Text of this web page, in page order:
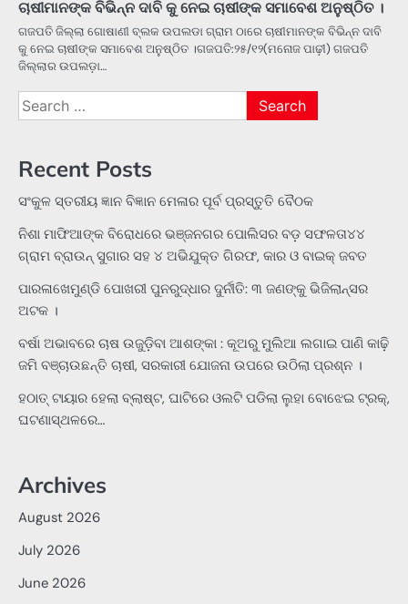
ଚାଷୀମାନଙ୍କ ବିଭିନ୍ନ ଦାବି କୁ ନେଇ ଚାଷୀଙ୍କ ସମାବେଶ ଅନୁଷ୍ଠିତ ।
ଗଜପତି ଜିଲ୍ଲା ଗୋଷାଣୀ ବ୍ଲକ ଉପଲଡା ଗ୍ରାମ ଠାରେ ଚାଷୀମାନଙ୍କ ବିଭିନ୍ନ ଦାବି
କୁ ନେଇ ଚାଷୀଙ୍କ ସମାବେଶ ଅନୁଷ୍ଠିତ ।ଗଜପତି:୨୫/୧୨(ମନୋଜ ପାଢ଼ୀ) ଗଜପତି
ଜିଲ୍ଲାର ଉପଲଡ଼ା…
Search
for:
Recent Posts
ସଂକୁଳ ସ୍ତରୀୟ ଜ୍ଞାନ ବିଜ୍ଞାନ ମେଳାର ପୂର୍ବ ପ୍ରସ୍ତୁତି ବୈଠକ
ନିଶା ମାଫିଆଙ୍କ ବିରୋଧରେ ଭଞ୍ଜନଗର ପୋଲିସର ବଡ଼ ସଫଳତା୪୪
ଗ୍ରାମ ବ୍ରାଉନ୍ ସୁଗାର ସହ ୪ ଅଭିଯୁକ୍ତ ଗିରଫ, କାର ଓ ବାଇକ୍ ଜବତ
ପାରଳାଖେମୁଣ୍ଡି ପୋଖରୀ ପୁନରୁଦ୍ଧାର ଦୁର୍ନୀତି: ୩ ଜଣଙ୍କୁ ଭିଜିଲାନ୍ସର
ଅଟକ ।
ବର୍ଷା ଅଭାବରେ ଚାଷ ଉଜୁଡ଼ିବା ଆଶଙ୍କା : କୂଅରୁ ମୁଲିଆ ଲଗାଇ ପାଣି କାଢ଼ି
ଜମି ବଞ୍ଚାଉଛନ୍ତି ଚାଷୀ, ସରକାରୀ ଯୋଜନା ଉପରେ ଉଠିଲା ପ୍ରଶ୍ନ ।
ହଠାତ୍‌ ଟାୟାର ହେଲା ବ୍ଲାଷ୍ଟ, ଘାଟିରେ ଓଲଟି ପଡିଲା ଲୁହା ବୋଝେଇ ଟ୍ରକ୍‌,
ଘଟଣାସ୍ଥଳରେ…
Archives
August 2026
July 2026
June 2026